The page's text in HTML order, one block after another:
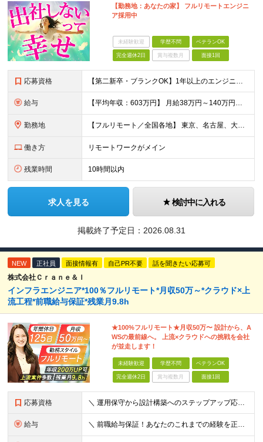
【勤務地：あなたの家】 フルリモートエンジニ
ア採用中
未経験歓迎 学歴不問 ベテランOK
完全週休2日 賞与複数月 面接1回
応募資格 【第二新卒・ブランクOK】1年以上のエンジニア経験がある方(開発・インフラ・工程・言語一切不問） 文理・学歴不問 【歓迎条件】 ◆AI・クラウド案件に参画したい方 ◆下流工程から上流工程へステップア
給与 【平均年収：603万円】 月給38万円～140万円＋諸手当（経験者） 【平均年収603万円】 ※案件の契約内容や昇給額などはすべて開示します。 ※経験や能力を考慮し決定します。 ※月給には固定残業
勤務地 【フルリモート／全国各地】 東京、名古屋、大阪、福岡を中心とした全国のプロジェクトにアサイン。 ※プロジェクトは完全選択制です。 ※フルリモート、ハイブリッド型、常駐案件から自由に選択可能です。 ※転
働き方 リモートワークがメイン
残業時間 10時間以内
求人を見る 検討中に入れる
掲載終了予定日： 2026.08.31
NEW 正社員 面接情報有 自己PR不要 話を聞きたい応募可
株式会社Ｃｒａｎｅ＆Ｉ
インフラエンジニア*100％フルリモート*月収50万～*クラウド×上
流工程*前職給与保証*残業月9.8h
★100%フルリモート★月収50万〜 設計から、A
WSの最前線へ。 上流×クラウドへの挑戦を会社
が並走します！
未経験歓迎 学歴不問 ベテランOK
完全週休2日 賞与複数月 面接1回
応募資格 ＼ 運用保守から設計構築へのステップアップ応援！ ／ ★学歴・分野不問（運用保守経験のみでも歓迎） ★「設計・構築に挑戦したい」「市場価値を高めたい」という意欲を重視！ ┗豊富な案件（SIer直下など
給与 ＼ 前職給与保証！あなたのこれまでの経験を正当評価 ／ ★月収50万円～スタート！【年俸600万～1,162万8,000円（12分割）】 ――「頑張りが給与に直結しない…」そんな不満とは無縁の環境で